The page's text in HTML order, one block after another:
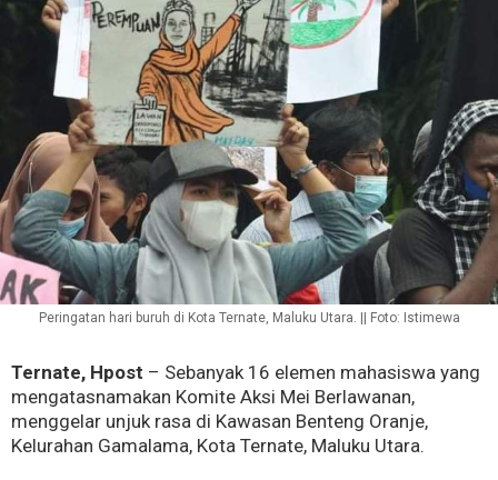
Peringatan hari buruh di Kota Ternate, Maluku Utara. || Foto: Istimewa
Ternate, Hpost – Sebanyak 16 elemen mahasiswa yang
mengatasnamakan Komite Aksi Mei Berlawanan,
menggelar unjuk rasa di Kawasan Benteng Oranje,
Kelurahan Gamalama, Kota Ternate, Maluku Utara.